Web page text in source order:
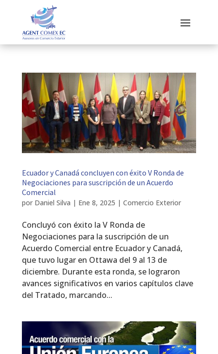
Ecuador y Canadá concluyen con éxito V Ronda de
Negociaciones para suscripción de un Acuerdo
Comercial
por Daniel Silva | Ene 8, 2025 | Comercio Exterior
Concluyó con éxito la V Ronda de
Negociaciones para la suscripción de un
Acuerdo Comercial entre Ecuador y Canadá,
que tuvo lugar en Ottawa del 9 al 13 de
diciembre. Durante esta ronda, se lograron
avances significativos en varios capítulos clave
del Tratado, marcando...